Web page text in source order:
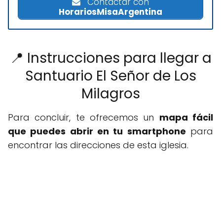
HorariosMisaArgentina
📍 Instrucciones para llegar a
Santuario El Señor de Los
Milagros
Para concluir, te ofrecemos un mapa fácil
que puedes abrir en tu smartphone para
encontrar las direcciones de esta iglesia.